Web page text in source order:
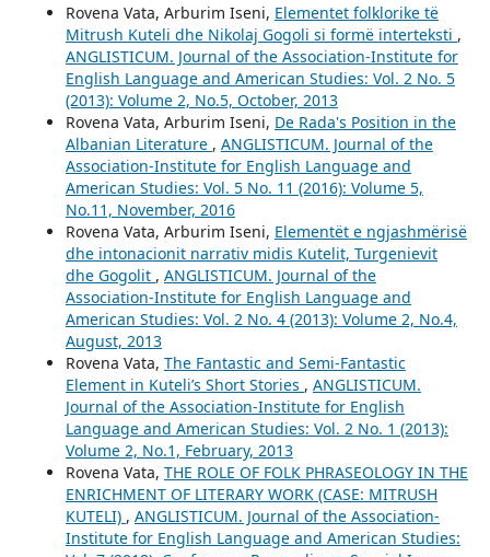
Rovena Vata, Arburim Iseni, Elementet folklorike të
Mitrush Kuteli dhe Nikolaj Gogoli si formë interteksti ,
ANGLISTICUM. Journal of the Association-Institute for
English Language and American Studies: Vol. 2 No. 5
(2013): Volume 2, No.5, October, 2013
Rovena Vata, Arburim Iseni, De Rada's Position in the
Albanian Literature , ANGLISTICUM. Journal of the
Association-Institute for English Language and
American Studies: Vol. 5 No. 11 (2016): Volume 5,
No.11, November, 2016
Rovena Vata, Arburim Iseni, Elementët e ngjashmërisë
dhe intonacionit narrativ midis Kutelit, Turgenievit
dhe Gogolit , ANGLISTICUM. Journal of the
Association-Institute for English Language and
American Studies: Vol. 2 No. 4 (2013): Volume 2, No.4,
August, 2013
Rovena Vata, The Fantastic and Semi-Fantastic
Element in Kuteli’s Short Stories , ANGLISTICUM.
Journal of the Association-Institute for English
Language and American Studies: Vol. 2 No. 1 (2013):
Volume 2, No.1, February, 2013
Rovena Vata, THE ROLE OF FOLK PHRASEOLOGY IN THE
ENRICHMENT OF LITERARY WORK (CASE: MITRUSH
KUTELI) , ANGLISTICUM. Journal of the Association-
Institute for English Language and American Studies: